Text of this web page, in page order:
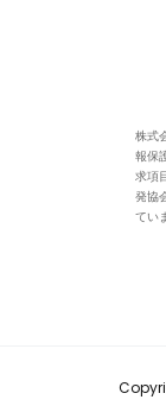
株式
報保
求項
発協
てい